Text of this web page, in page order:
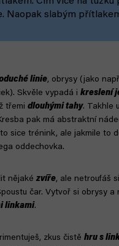
Naopak slabým
linie, obrysy (jako
Skvěle vypadá i kreslení
třemi dlouhými tahy. Takhle
pak má abstraktní
sice trénink, ale jakmile to
oddechovka.
nějakézvíře, ale netroufáš
čar. Vytvoř si obrysy a
linkami.
zkus čistě hru s